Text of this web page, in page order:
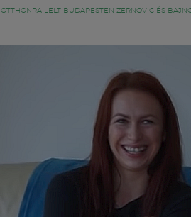
OTTHONRA LELT BUDAPESTEN ZERNOVIC ÉS